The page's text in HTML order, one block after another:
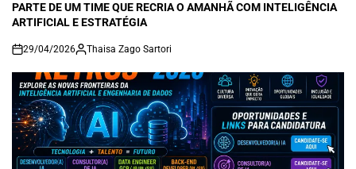
PARTE DE UM TIME QUE RECRIA O AMANHÃ COM INTELIGÊNCIA
ARTIFICIAL E ESTRATÉGIA
on
29/04/2026 Thaisa Zago Sartori